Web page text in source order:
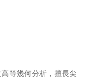
等幾何分析，擅長尖